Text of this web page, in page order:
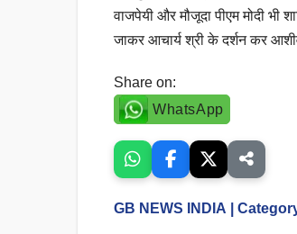
वाजपेयी और मौजूदा पीएम मोदी भी
जाकर आचार्य श्री के दर्शन कर
Share on:
WhatsApp
GB NEWS INDIA |